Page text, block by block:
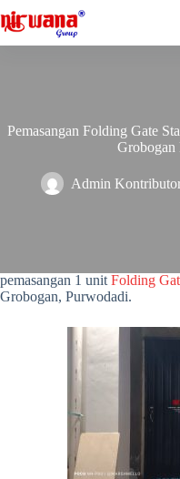
to
Pemasangan Folding Gate
Grobogan
Admin
pemasangan 1 unit Folding
Grobogan, Purwodadi.